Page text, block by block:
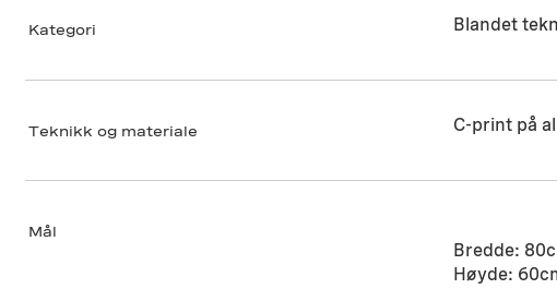
Kategori Blandet
Teknikk og materiale C-print på
Mål
Bredde:
Høyde: